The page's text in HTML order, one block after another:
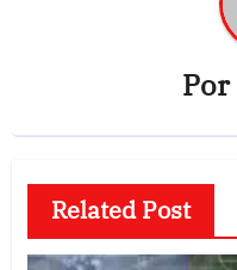
Por
Related Post